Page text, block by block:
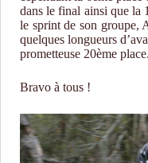
dans le final ainsi que la
le sprint de son groupe,
quelques longueurs
prometteuse 20ème place.
Bravo à tous !